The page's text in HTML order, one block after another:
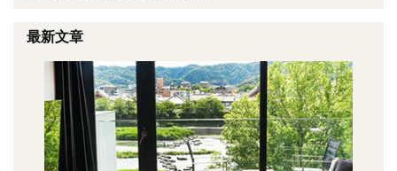
關於Yilan
個人著作
活動實況記錄
媒體報導一覽
最新文章